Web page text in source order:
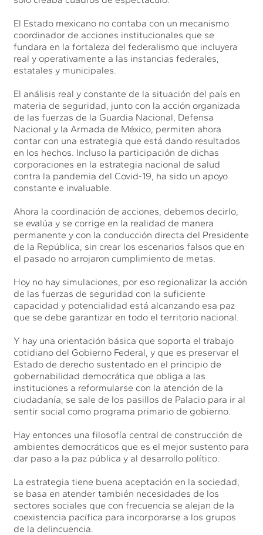
El Estado mexicano no contaba con un mecanismo
coordinador de acciones institucionales que se
fundara en la fortaleza del federalismo que incluyera
real y operativamente a las instancias federales,
estatales y municipales.
El análisis real y constante de la situación del país en
materia de seguridad, junto con la acción organizada
de las fuerzas de la Guardia Nacional, Defensa
Nacional y la Armada de México, permiten ahora
contar con una estrategia que está dando resultados
en los hechos. Incluso la participación de dichas
corporaciones en la estrategia nacional de salud
contra la pandemia del Covid-19, ha sido un apoyo
constante e invaluable.
Ahora la coordinación de acciones, debemos decirlo,
se evalúa y se corrige en la realidad de manera
permanente y con la conducción directa del Presidente
de la República, sin crear los escenarios falsos que en
el pasado no arrojaron cumplimiento de metas.
Hoy no hay simulaciones, por eso regionalizar la acción
de las fuerzas de seguridad con la suficiente
capacidad y potencialidad está alcanzando esa paz
que se debe garantizar en todo el territorio nacional.
Y hay una orientación básica que soporta el trabajo
cotidiano del Gobierno Federal, y que es preservar el
Estado de derecho sustentado en el principio de
gobernabilidad democrática que obliga a las
instituciones a reformularse con la atención de la
ciudadanía, se sale de los pasillos de Palacio para ir al
sentir social como programa primario de gobierno.
Hay entonces una filosofía central de construcción de
ambientes democráticos que es el mejor sustento para
dar paso a la paz pública y al desarrollo político.
La estrategia tiene buena aceptación en la sociedad,
se basa en atender también necesidades de los
sectores sociales que con frecuencia se alejan de la
coexistencia pacífica para incorporarse a los grupos
de la delincuencia.